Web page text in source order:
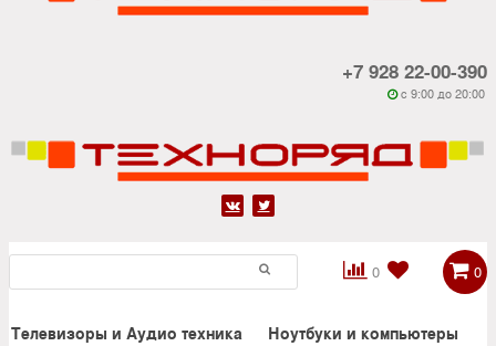
+7 928 22-00-390
 c 9:00 до 20:00
 
0

 0
Телевизоры и Аудио техника Ноутбуки и компьютеры